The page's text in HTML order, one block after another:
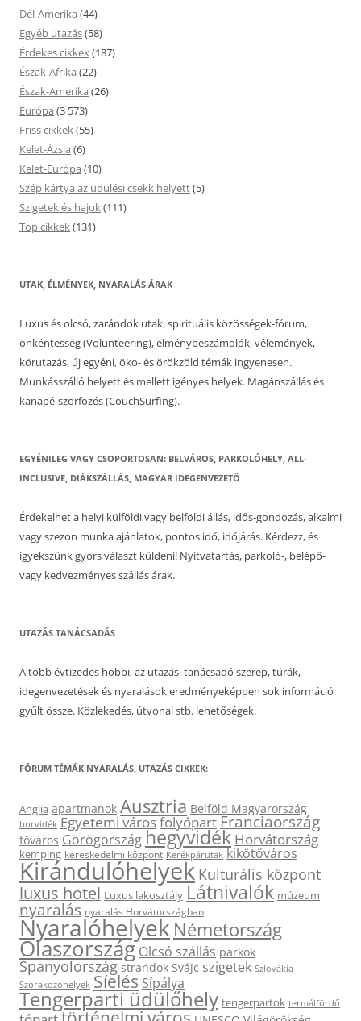
Dél-Amerika (44)
Egyéb utazás(58)
Érdekes cikkek(187)
Észak-Afrika (22)
Észak-Amerika (26)
Európa (3 573)
Friss cikkek(55)
Kelet-Ázsia (6)
Kelet-Európa (10)
Szép kártya az üdülési csekk helyett(5)
Szigetek és hajok(111)
Top cikkek(131)
UTAK, ÉLMÉNYEK, NYARALÁS ÁRAK
Luxus és olcsó, zarándok utak, spirituális közösségek-fórum,
önkéntesség (Volunteering), élménybeszámolók, vélemények,
körutazás, új egyéni, öko- és örökzöld témák ingyenesen.
Munkásszálló helyett és mellett igényes helyek. Magánszállás és
kanapé-szörfözés (CouchSurfing).
EGYÉNILEG VAGY CSOPORTOSAN: BELVÁROS, PARKOLÓHELY, ALL-
INCLUSIVE, DIÁKSZÁLLÁS, MAGYAR IDEGENVEZETŐ
Érdekelhet a helyi külföldi vagy belföldi állás, idős-gondozás, alkalmi
vagy szezon munka ajánlatok, pontos idő, időjárás. Kérdezz, és
igyekszünk gyors választ küldeni! Nyitvatartás, parkoló-, belépő-
vagy kedvezményes szállás árak.
UTAZÁS TANÁCSADÁS
A több évtizedes hobbi, az utazási tanácsadó szerep, túrák,
idegenvezetések és nyaralások eredményeképpen sok információ
gyűlt össze. Közlekedés, útvonal stb. lehetőségek.
FÓRUM TÉMÁK NYARALÁS, UTAZÁS CIKKEK:
Anglia apartmanok Ausztria Belföld Magyarország
borvidék Egyetemi városfolyópartFranciaország
főváros Görögországhegyvidék Horvátország
kemping kereskedelmi központ Kerékpárutak kikötőváros
Kirándulóhelyek Kulturális központ
luxus hotel Luxus lakosztály Látnivalók múzeum
nyaralás nyaralás Horvátországban
Nyaralóhelyek Németország
Olaszország Olcsó szállás parkok
Spanyolország strandok Svájc szigetek Szlovákia
Szórakozóhelyek Síelés Sípálya
Tengerparti üdülőhely tengerpartok termálfürdő